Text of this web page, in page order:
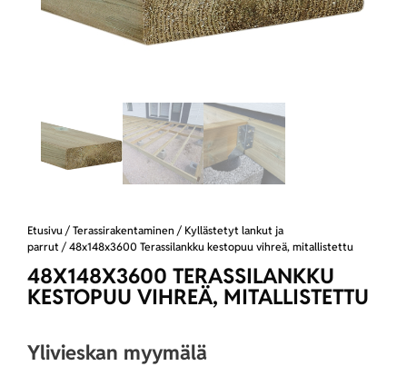
Etusivu / Terassirakentaminen / Kyllästetyt lankut ja
parrut / 48x148x3600 Terassilankku kestopuu vihreä, mitallistettu
48X148X3600 TERASSILANKKU
KESTOPUU VIHREÄ, MITALLISTETTU
Ylivieskan myymälä